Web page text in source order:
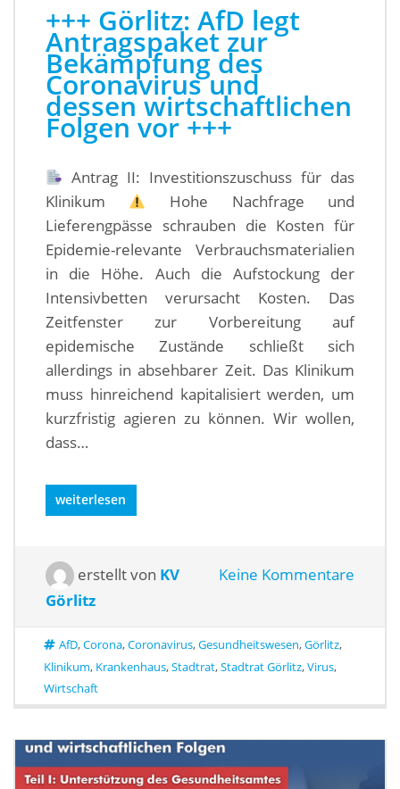
+++ Görlitz: AfD legt
Antragspaket zur
Bekämpfung des
Coronavirus und
dessen wirtschaftlichen
Folgen vor +++
Antrag II: Investitionszuschuss für das
Klinikum
Hohe Nachfrage und
Lieferengpässe schrauben die Kosten für
Epidemie-relevante Verbrauchsmaterialien
in die Höhe. Auch die Aufstockung der
Intensivbetten verursacht Kosten. Das
Zeitfenster zur Vorbereitung auf
epidemische Zustände schließt sich
allerdings in absehbarer Zeit. Das Klinikum
muss hinreichend kapitalisiert werden, um
kurzfristig agieren zu können. Wir wollen,
dass…
weiterlesen
erstellt von KV
Görlitz
Keine Kommentare
AfD,Corona,Coronavirus,Gesundheitswesen,Görlitz,
Klinikum, Krankenhaus,Stadtrat,Stadtrat Görlitz,Virus,
Wirtschaft